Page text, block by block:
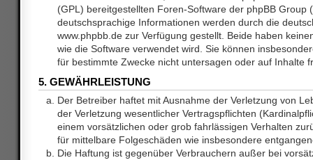
(GPL) bereitgestellten Foren-Software der phpBB Group
deutschsprachige Informationen werden durch die
www.phpbb.de zur Verfügung gestellt. Beide haben
wie die Software verwendet wird. Sie können
für bestimmte Zwecke nicht untersagen oder auf Inhalte
5. GEWÄHRLEISTUNG
Der Betreiber haftet mit Ausnahme der Verletzung von
der Verletzung wesentlicher Vertragspflichten
einem vorsätzlichen oder grob fahrlässigen Verhalten
für mittelbare Folgeschäden wie insbesondere
Die Haftung ist gegenüber Verbrauchern außer bei